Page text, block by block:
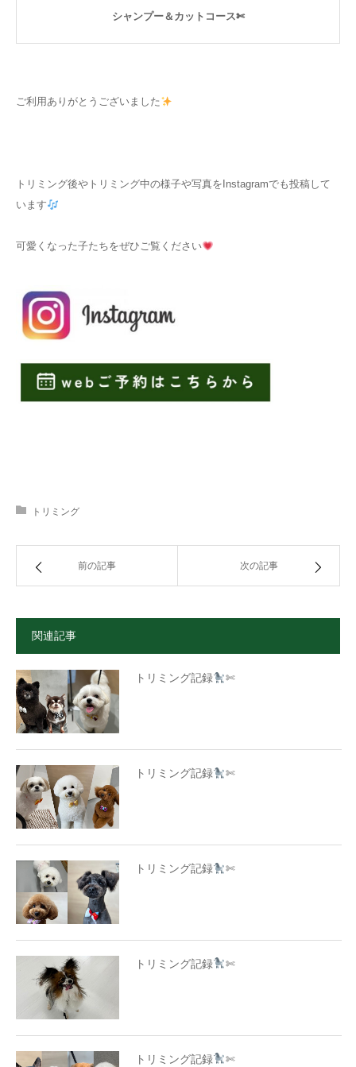
シャンプー＆カットコース✄
ご利用ありがとうございました
トリミング後やトリミング中の様子や写真をInstagramでも投稿して
います
可愛くなった子たちをぜひご覧ください
トリミング
前の記事 次の記事
関連記事
トリミング記録 ✄
トリミング記録 ✄
トリミング記録 ✄
トリミング記録 ✄
トリミング記録 ✄